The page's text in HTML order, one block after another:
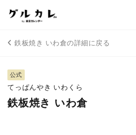
鉄板焼き いわ倉の詳細に戻る
公式
てっぱんやき いわくら
鉄板焼き いわ倉